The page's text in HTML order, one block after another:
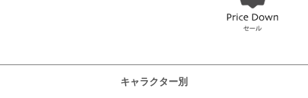
キャラクター別